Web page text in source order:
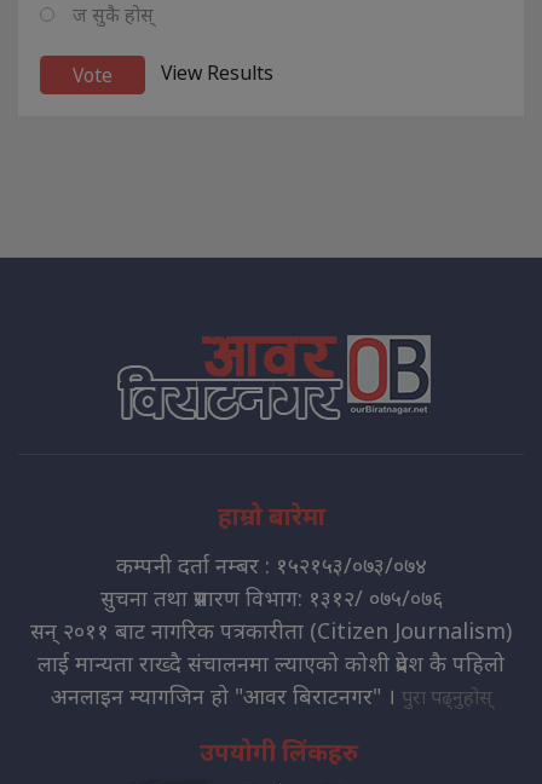
ज सुकै होस्
View Results
हाम्रो बारेमा
कम्पनी दर्ता नम्बर : १५२१५३/०७३/०७४
सुचना तथा प्रसारण विभाग: १३१२/ ०७५/०७६
सन् २०११ बाट नागरिक पत्रकारीता (Citizen Journalism)
लाई मान्यता राख्दै संचालनमा ल्याएको कोशी प्रदेश कै पहिलो
अनलाइन म्यागजिन हो "आवर बिराटनगर" । पुरा पढ्नुहोस्
उपयोगी लिंकहरु